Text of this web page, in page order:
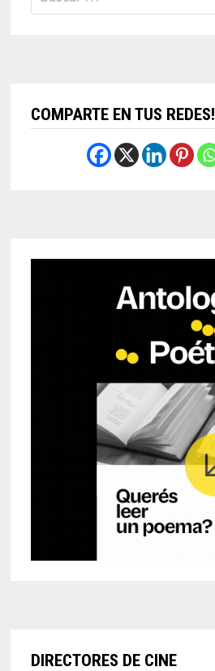
COMPARTE EN TUS REDES!
DIRECTORES DE CINE